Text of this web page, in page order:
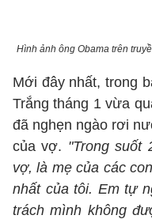
Hình ảnh ông Obama trên
Mới đây nhất, trong
Trắng tháng 1 vừa
đã nghẹn ngào rơi
của vợ. "Trong suốt
vợ, là mẹ của các
nhất của tôi. Em tự
trách mình không